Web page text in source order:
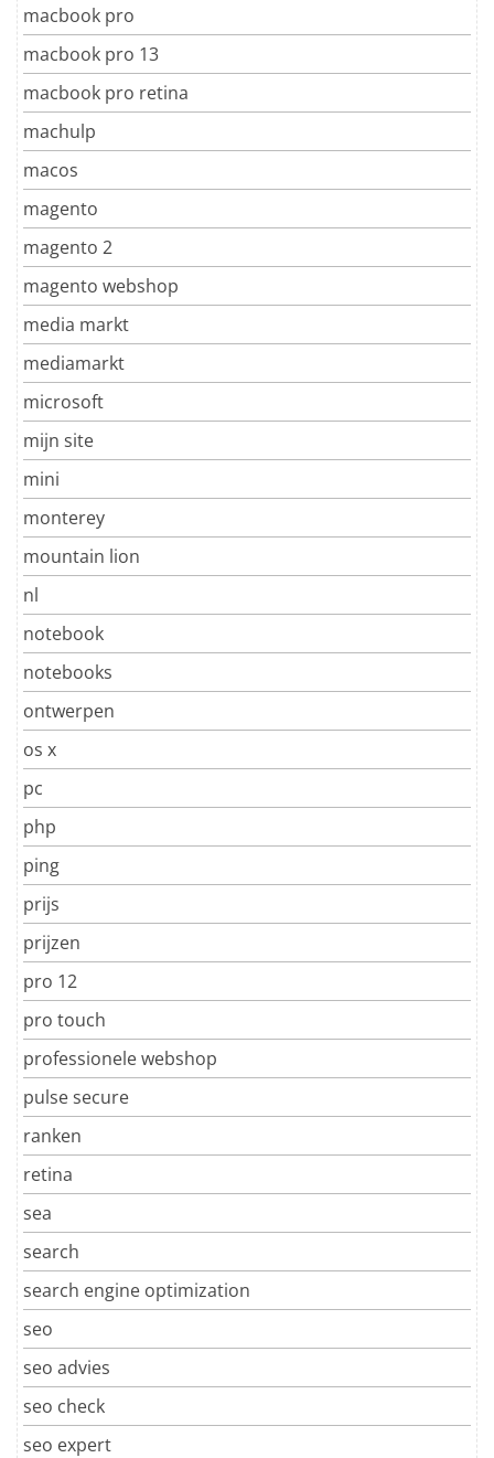
macbook pro
macbook pro 13
macbook pro retina
machulp
macos
magento
magento 2
magento webshop
media markt
mediamarkt
microsoft
mijn site
mini
monterey
mountain lion
nl
notebook
notebooks
ontwerpen
os x
pc
php
ping
prijs
prijzen
pro 12
pro touch
professionele webshop
pulse secure
ranken
retina
sea
search
search engine optimization
seo
seo advies
seo check
seo expert